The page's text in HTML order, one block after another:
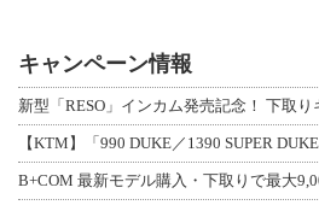
キャンペーン情報
【KTM】「990 DUKE／1390 SUPER